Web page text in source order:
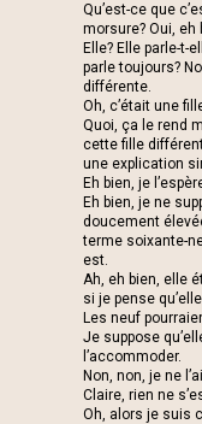
Qu’est-ce que
morsure? Oui, eh
Elle? Elle parle-t-
parle toujours?
différente.
Oh, c’était une
Quoi, ça le rend
cette fille
une explication
Eh bien, je
Eh bien, je ne
doucement
terme soixante-
est.
Ah, eh bien, elle
si je pense
Les neuf
Je suppose
l’accommoder.
Non, non, je ne
Claire, rien ne
Oh, alors je suis